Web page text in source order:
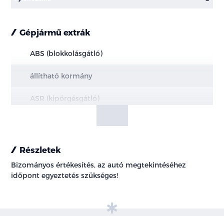
Gépjármű extrák
ABS (blokkolásgátló)
állítható kormány
ASR (kipörgésgátló)
elektromos ablak
Részletek
Bizományos értékesítés, az autó megtekintéséhez
időpont egyeztetés szükséges!